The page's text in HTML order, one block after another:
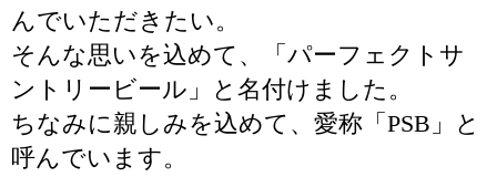
んでいただきたい。
そんな思いを込めて、「パーフェクトサ
ントリービール」と名付けました。
ちなみに親しみを込めて、愛称「PSB」と
呼んでいます。